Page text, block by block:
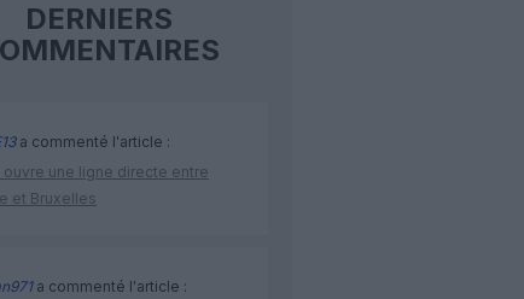
DERNIERS
a commenté l'article :
ouvre une ligne directe entre
et Bruxelles
a commenté l'article :